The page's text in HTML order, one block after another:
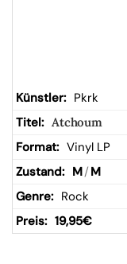
Pkrk
Atchoum
Vinyl LP
M/ M
Rock
19,95€